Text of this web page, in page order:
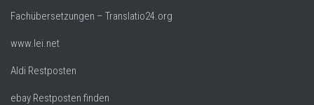
Fachübersetzungen – Translatio24.org
www.lei.net
Aldi Restposten
ebay Restposten finden